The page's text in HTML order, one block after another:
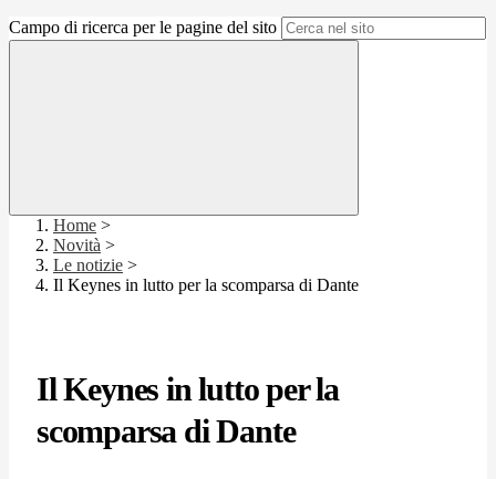
Campo di ricerca per le pagine del sito
Home >
Novità >
Le notizie >
Il Keynes in lutto per la scomparsa di Dante
Il Keynes in lutto per la
scomparsa di Dante